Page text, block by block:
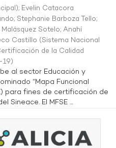
; Evelin Catacora
; Stephanie Barboza Tello;
Malásquez Sotelo; Anahí
Castillo (Sistema Nacional
de la Calidad
)
al sector Educación y
“Mapa Funcional
para fines de certificación de
Sineace. El MFSE ...
la